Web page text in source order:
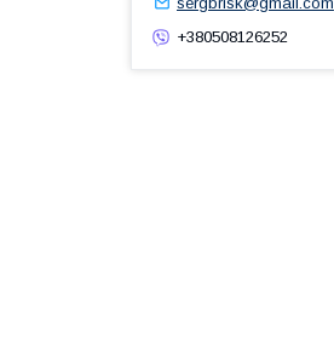
+380508126252